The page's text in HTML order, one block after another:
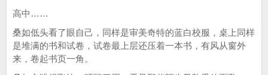
高中……
桑如低头看了眼自己，同样是审美奇特的蓝白校服，桌上同样
是堆满的书和试卷，试卷最上层还压着一本书，有风从窗外
来，卷起书页一角。